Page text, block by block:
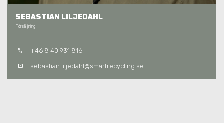
SEBASTIAN LILJEDAHL
Försäljning
call +46 8 40 931 816
mail sebastian.liljedahl@smartrecycling.se